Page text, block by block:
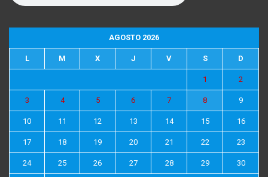
AGOSTO 2026
L M X J V S D
1 2
3 4 5 6 7 8 9
10 11 12 13 14 15 16
17 18 19 20 21 22 23
24 25 26 27 28 29 30